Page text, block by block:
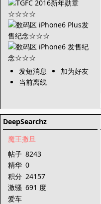
发短消息
加为好友
当前离线
DeepSearchz
魔王撒旦
帖子 8243
精华 0
积分 24157
激骚 691 度
爱车